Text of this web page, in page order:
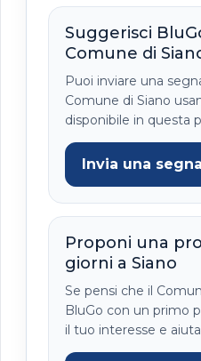
Suggerisci
Comune di
Puoi inviare una
Comune di Siano
disponibile in questa
Invia una
Proponi una
giorni a Siano
Se pensi che il
BluGo con un primo
il tuo interesse e